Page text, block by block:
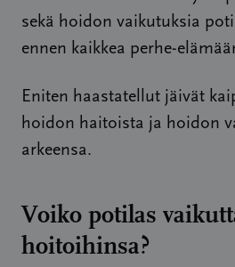
sekä hoidon vaikutuksia
ennen kaikkea perhe-
Eniten haastatellut jäivät
hoidon haitoista ja hoidon
arkeensa.
Voiko potilas
hoitoihinsa?